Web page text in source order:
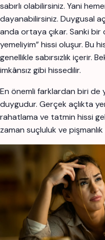
sabırlı olabilirsiniz. Yani
dayanabilirsiniz. Duygusal
anda ortaya çıkar. Sanki bir
yemeliyim” hissi oluşur. Bu
genellikle sabırsızlık içerir.
imkânsız gibi hissedilir.
En önemli farklardan biri de
duygudur. Gerçek açlıkta
rahatlama ve tatmin hissi
zaman suçluluk ve